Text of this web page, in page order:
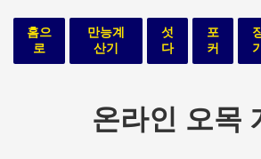
홈으
로
만능계
산기
섯
다
포
커
기
온라인 오목